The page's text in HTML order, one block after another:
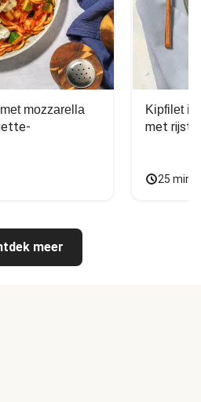
mozzarella Kipfilet in
met rijst,
25
meer